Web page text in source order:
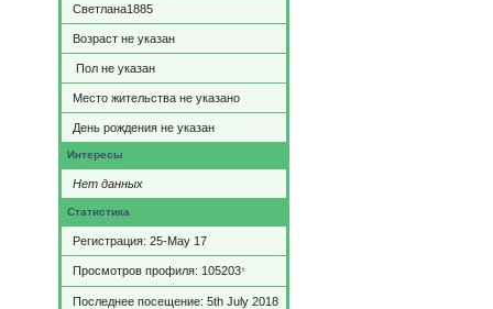
Светлана1885
Возраст не указан
Пол не указан
Место жительства не указано
День рождения не указан
Интересы
Нет данных
Статистика
Регистрация: 25-May 17
Просмотров профиля: 105203*
Последнее посещение: 5th July 2018